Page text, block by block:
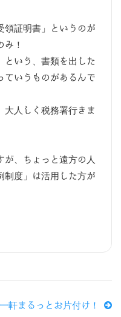
領証明書」というのが
！
という、書類を出した
ていうものがあるんで
大人しく税務署行きま
が、ちょっと遠方の人
制度」は活用した方が
一軒まるっとお片付け！